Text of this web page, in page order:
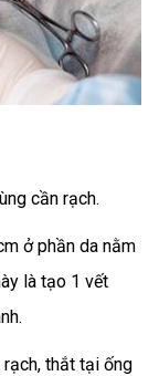
cần rạch.
ở phần da nằm
là tạo 1 vết
thắt tại ống